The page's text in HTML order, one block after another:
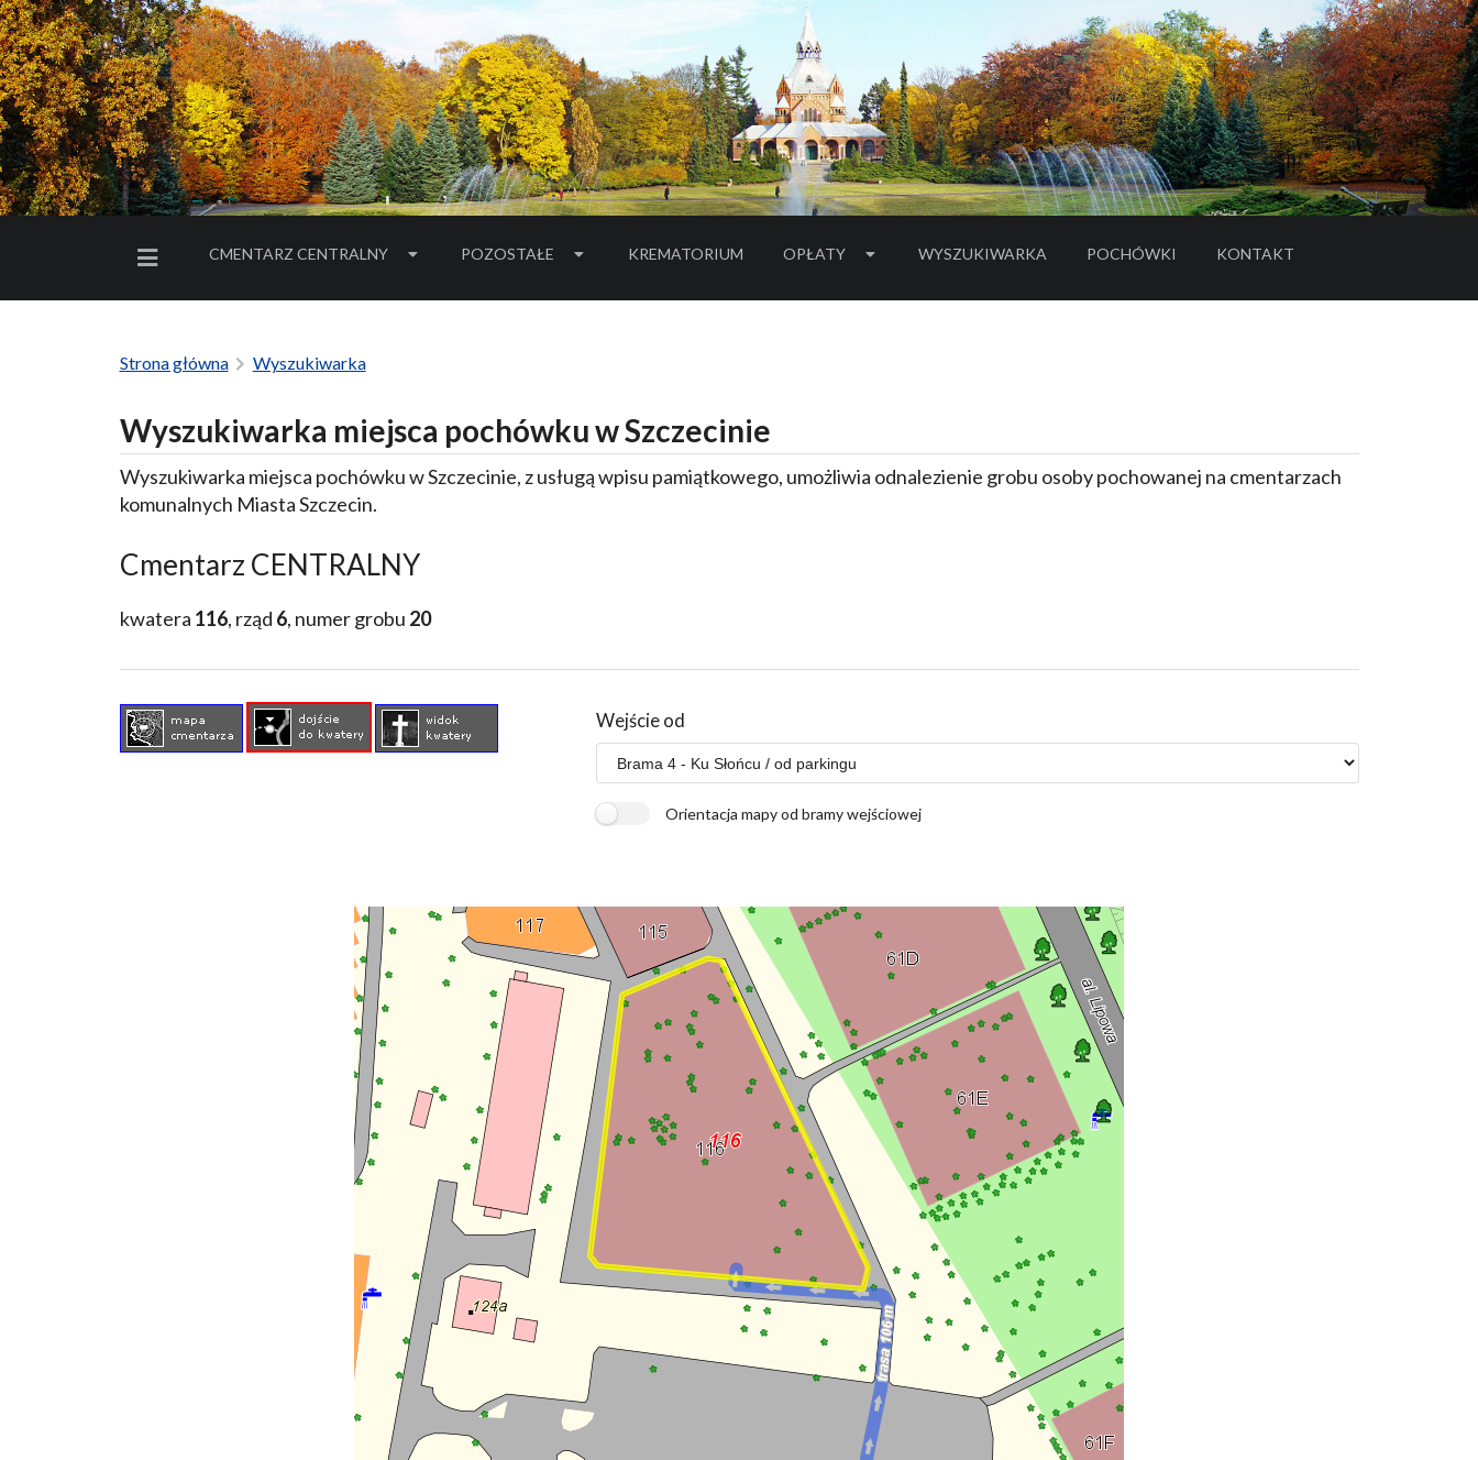
MENU BOCZNE
CMENTARZ CENTRALNY POZOSTAŁE KREMATORIUM OPŁATY WYSZUKIWARKA POCHÓWKI
- LINK DO SERWISU ZEWNĘTRZNEGO
KONTAKT
Strona główna Wyszukiwarka
Wyszukiwarka miejsca pochówku w Szczecinie
Wyszukiwarka miejsca pochówku w Szczecinie, z usługą wpisu pamiątkowego, umożliwia odnalezienie grobu osoby pochowanej na cmentarzach
komunalnych Miasta Szczecin.
Cmentarz CENTRALNY
kwatera 116, rząd 6, numer grobu 20
Wejście od
Orientacja mapy od bramy wejściowej